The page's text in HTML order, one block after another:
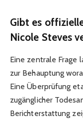
Gibt es
Nicole Steves
Eine zentrale Frage
zur Behauptung
Eine Überprüfung
zugänglicher
Berichterstattung